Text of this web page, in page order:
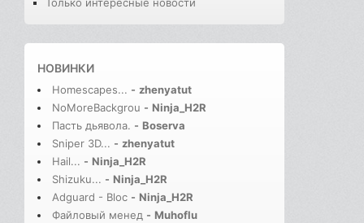
Только интересные новости
НОВИНКИ
Homescapes... - zhenyatut
NoMoreBackgrou - Ninja_H2R
Пасть дьявола. - Boserva
Sniper 3D... - zhenyatut
Hail... - Ninja_H2R
Shizuku... - Ninja_H2R
Adguard - Bloc - Ninja_H2R
Файловый менед - Muhoflu